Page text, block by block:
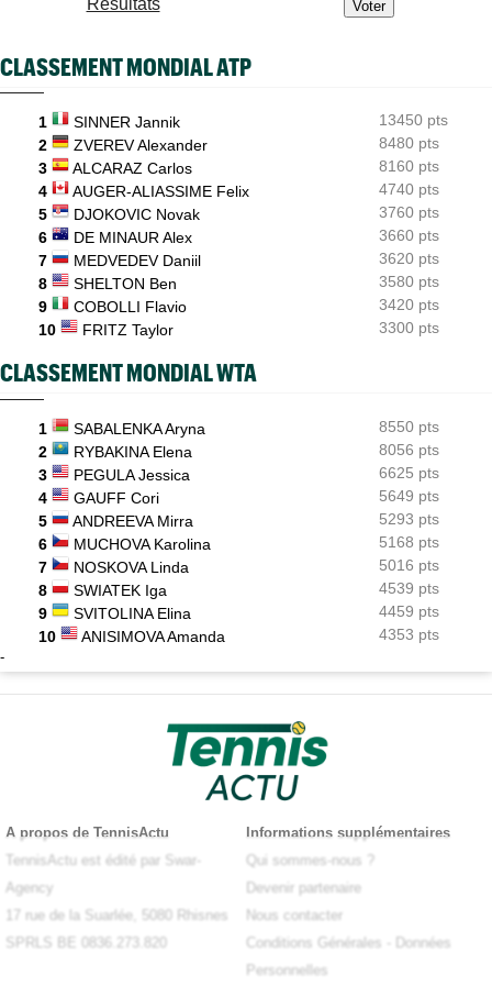
Luca Van Assche : "Je peux être performant tout au long de
INTERVIEW
06/08
WTA - Toronto
Aryna Sabalenka propose... des conférences de presse façon F1
CLASSEMENT MONDIAL ATP
1 SINNER Jannik
13450 pts
2
ZVEREV Alexander
8480 pts
3
ALCARAZ Carlos
8160 pts
4
AUGER-ALIASSIME Felix
4740 pts
5
DJOKOVIC Novak
3760 pts
6
DE MINAUR Alex
3660 pts
7
MEDVEDEV Daniil
3620 pts
8
SHELTON Ben
3580 pts
9
COBOLLI Flavio
3420 pts
10
FRITZ Taylor 3300 pts
CLASSEMENT MONDIAL WTA
1 SABALENKA Aryna
8550 pts
2
RYBAKINA Elena
8056 pts
3
PEGULA Jessica
6625 pts
4
GAUFF Cori
5649 pts
5
ANDREEVA Mirra
5293 pts
6
MUCHOVA Karolina
5168 pts
7
NOSKOVA Linda
5016 pts
8
SWIATEK Iga
4539 pts
9
SVITOLINA Elina
4459 pts
10
ANISIMOVA Amanda 4353 pts
-
A propos de TennisActu
TennisActu est édité par Swar-
Agency
17 rue de la Suarlée, 5080 Rhisnes
SPRLS BE 0836.273.820
Informations supplémentaires
Qui sommes-nous ?
Devenir partenaire
Nous contacter
Conditions Générales
Données
Personnelles